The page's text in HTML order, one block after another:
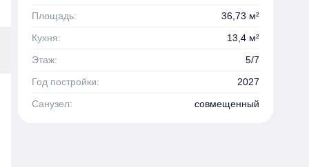
Площадь:
36,73 м²
Кухня:
13,4 м²
Этаж:
5/7
Год постройки:
2027
Санузел:
совмещенный